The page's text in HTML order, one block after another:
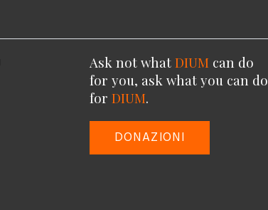
Ask not what DIUM can do
for you, ask what you can do
for DIUM.
DONAZIONI